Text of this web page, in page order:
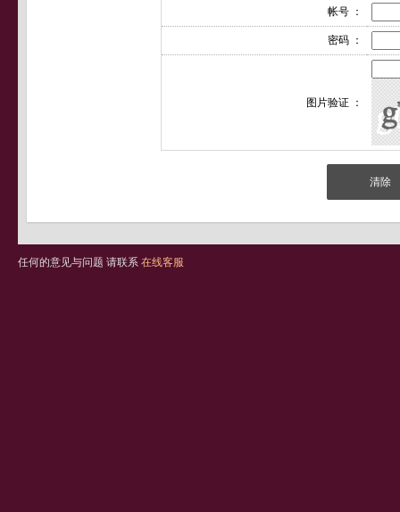
帐号 ：
密码 ：
图片验证 ：
任何的意见与问题 请联系 在线客服